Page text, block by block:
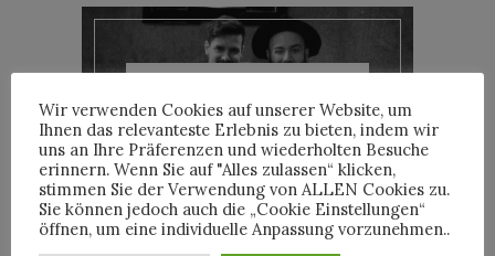
Wir verwenden Cookies auf unserer Website, um
Ihnen das relevanteste Erlebnis zu bieten, indem wir
uns an Ihre Präferenzen und wiederholten Besuche
erinnern. Wenn Sie auf "Alles zulassen“ klicken,
stimmen Sie der Verwendung von ALLEN Cookies zu.
Sie können jedoch auch die „Cookie Einstellungen“
öffnen, um eine individuelle Anpassung vorzunehmen..